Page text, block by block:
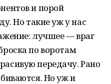
и порой
Но такие уж у нас
лучшее — враг
по воротам
передачу. Рано
Но уж и